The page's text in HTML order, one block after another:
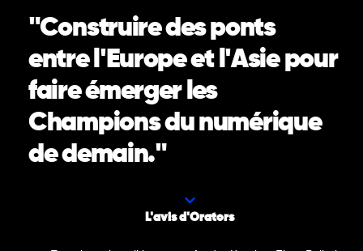
"Construire des ponts
entre l'Europe et l'Asie pour
faire émerger les
Champions du numérique
de demain."
L'avis d'Orators